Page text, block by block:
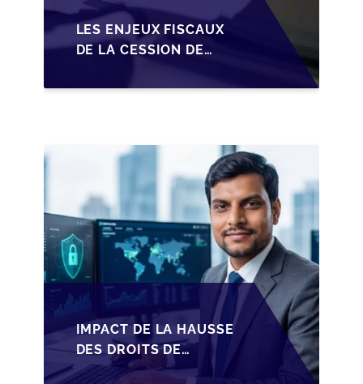
LES ENJEUX FISCAUX
DE LA CESSION DE
LES DIRIGEANTS DE
IMPACT DE LA HAUSSE
DES DROITS DE
SUCCESSION EN